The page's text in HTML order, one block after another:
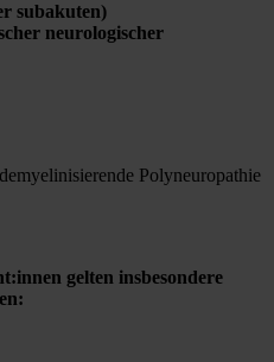
subakuten)
neurologischer
Polyneuropathie
gelten insbesondere